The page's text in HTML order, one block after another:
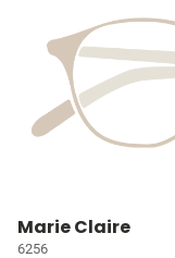
Marie Claire
6256